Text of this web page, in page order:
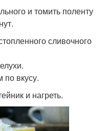
и томить поленту
сливочного
вкусу.
и нагреть.